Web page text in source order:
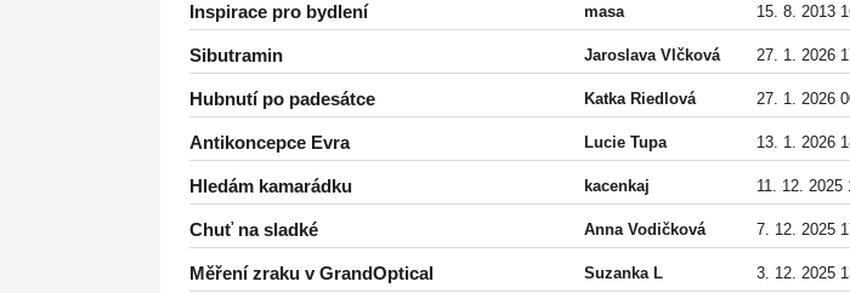
Inspirace pro bydlení masa 15. 8. 2013
Sibutramin Jaroslava Vlčková 27. 1. 2026
Hubnutí po padesátce Katka Riedlová 27. 1. 2026
Antikoncepce Evra Lucie Tupa 13. 1. 2026
Hledám kamarádku kacenkaj 11. 12. 2025
Chuť na sladké Anna Vodičková 7. 12. 2025
Měření zraku v GrandOptical Suzanka L 3. 12. 2025